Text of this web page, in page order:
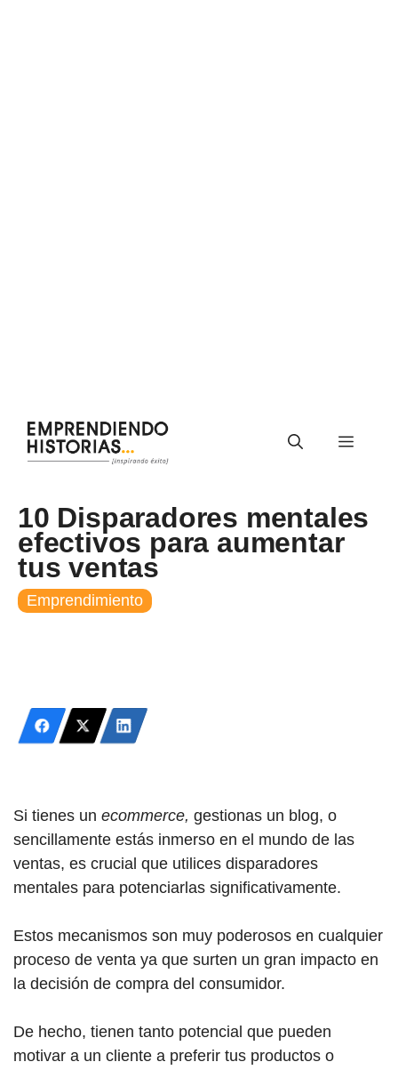
contenido
Menú
10 Disparadores mentales
efectivos para aumentar
tus ventas
Emprendimiento
Si tienes un ecommerce, gestionas un blog, o
sencillamente estás inmerso en el mundo de las
ventas, es crucial que utilices disparadores
mentales para potenciarlas significativamente.
Estos mecanismos son muy poderosos en cualquier
proceso de venta ya que surten un gran impacto en
la decisión de compra del consumidor.
De hecho, tienen tanto potencial que pueden
motivar a un cliente a preferir tus productos o